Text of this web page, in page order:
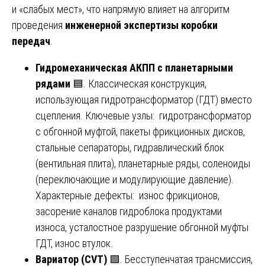
и «слабых мест», что напрямую влияет на алгоритм
проведения инженерной экспертизы коробки
передач
Гидромеханическая АКПП с планетарными
рядами 🟦. Классическая конструкция,
использующая гидротрансформатор (ГДТ) вместо
сцепления. Ключевые узлы: гидротрансформатор
с обгонной муфтой, пакеты фрикционных дисков,
стальные сепараторы, гидравлический блок
(вентильная плита), планетарные ряды, соленоиды
(переключающие и модулирующие давление).
Характерные дефекты: износ фрикционов,
засорение каналов гидроблока продуктами
износа, усталостное разрушение обгонной муфты
ГДТ, износ втулок.
Вариатор (CVT) 🟩. Бесступенчатая трансмиссия,